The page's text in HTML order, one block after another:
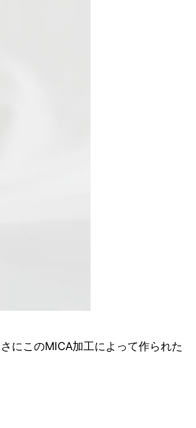
にこのMICA加工によって作られた